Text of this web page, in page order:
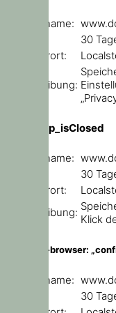
Domainname:
30
Speicherort:
Beschreibung:
ce_popup_isClosed
Domainname:
30
Speicherort:
Beschreibung:
Klick
outdated-browser:
Domainname:
30